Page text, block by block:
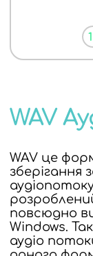
WAV
WAV це
зберігання
повсюдно
Windows.
аудіо